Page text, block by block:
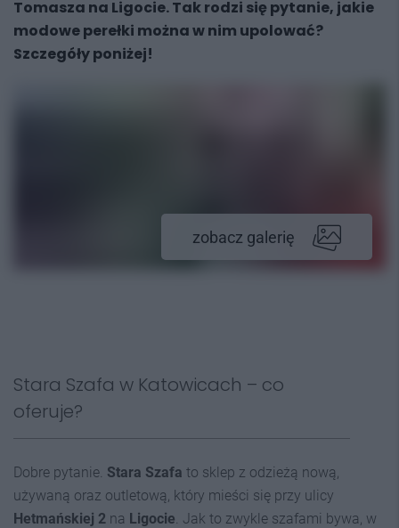
Tomasza na Ligocie. Tak rodzi się pytanie, jakie
modowe perełki można w nim upolować?
Szczegóły poniżej!
zobacz galerię
Stara Szafa w Katowicach – co
oferuje?
Dobre pytanie. Stara Szafa to sklep z odzieżą nową,
używaną oraz outletową, który mieści się przy ulicy
Hetmańskiej 2 na Ligocie. Jak to zwykle szafami bywa, w